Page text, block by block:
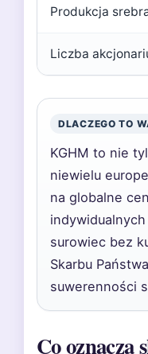
Produkcja
Liczba
DLACZEGO TO
KGHM to nie
niewielu
na globalne
surowiec bez
Skarbu
suwerenności
Co